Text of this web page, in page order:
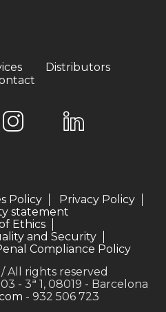
Distributors
Policy
Privacy Policy
statement
Ethics
and Security
Compliance Policy
All rights reserved
- 3ª 1, 08019 - Barcelona
- 932 506 723